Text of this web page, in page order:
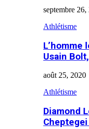
septembre 26,
Athlétisme
L’homme
Usain
août 25, 2020
Athlétisme
Diamond